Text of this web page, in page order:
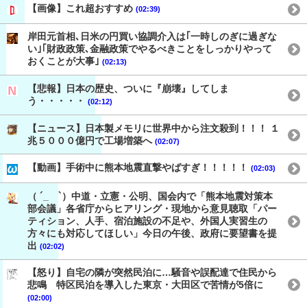
【画像】これ超おすすめ (02:39)
岸田元首相､日米の円買い協調介入は｢一時しのぎに過ぎな
い｣｢財政政策､金融政策でやるべきことをしっかりやって
おくことが大事｣ (02:13)
【悲報】日本の歴史、ついに『崩壊』してしま
う・・・・・
(02:12)
【ニュース】日本製メモリに世界中から注文殺到！！！ １
兆５０００億円で工場増築へ (02:07)
【動画】手術中に熊本地震直撃やばすぎ！！！！！ (02:03)
（ ´_ゝ`）中道・立憲・公明、国会内で「熊本地震対策本
部会議」各省庁からヒアリング・現地から意見聴取「パー
ティション、人手、宿泊施設の不足や、外国人実習生の
方々にも対応してほしい」今日の午後、政府に要望書を提
出 (02:02)
【怒り】自宅の隣が突然民泊に…騒音や誤配達で住民から
悲鳴 特区民泊を導入した東京・大田区で苦情が5倍に
(02:00)